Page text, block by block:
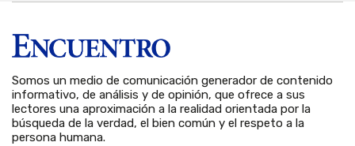
Somos un medio de comunicación generador de contenido
informativo, de análisis y de opinión, que ofrece a sus
lectores una aproximación a la realidad orientada por la
búsqueda de la verdad, el bien común y el respeto a la
persona humana.